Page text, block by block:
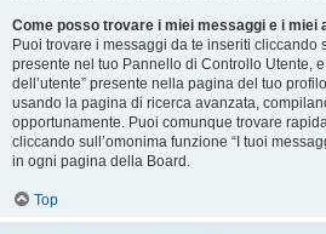
Come posso trovare i miei messaggi e i miei
Puoi trovare i messaggi da te inseriti cliccando
presente nel tuo Pannello di Controllo Utente,
dell’utente” presente nella pagina del tuo
usando la pagina di ricerca avanzata,
opportunamente. Puoi comunque trovare
cliccando sull’omonima funzione “I tuoi
in ogni pagina della Board.
Top